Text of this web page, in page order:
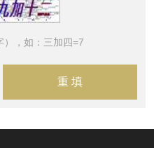
），如：三加四=7